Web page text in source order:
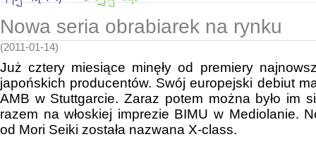
Nowa seria obrabiarek na rynku
(2011-01-14)
Już cztery miesiące minęły od premiery
japońskich producentów. Swój europejski debiut
AMB w Stuttgarcie. Zaraz potem można było im
razem na włoskiej imprezie BIMU w Mediolanie.
od Mori Seiki została nazwana X-class.